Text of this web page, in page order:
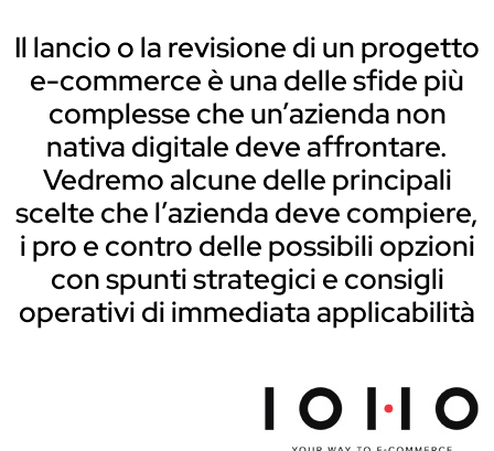
Il lancio o la revisione di un progetto
e-commerce è una delle sfide più
complesse che un’azienda non
nativa digitale deve affrontare.
Vedremo alcune delle principali
scelte che l’azienda deve compiere,
i pro e contro delle possibili opzioni
con spunti strategici e consigli
operativi di immediata applicabilità